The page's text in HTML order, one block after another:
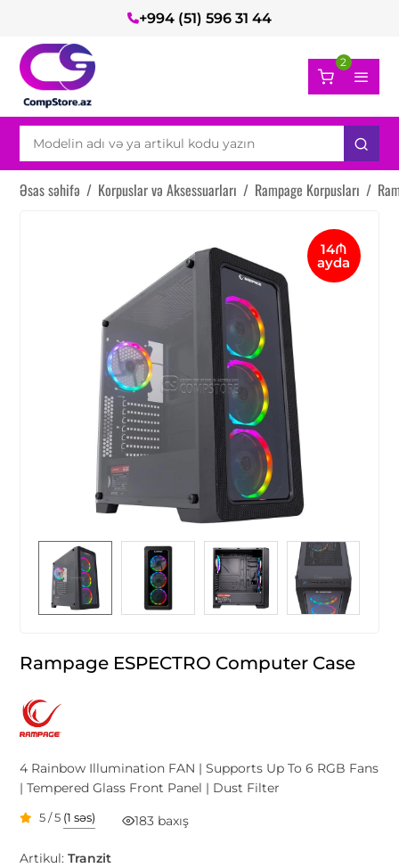
+994 (51) 596 31 44
2
Əsas səhifə / Korpuslar və Aksessuarları / Rampage Korpusları /
14₼
ayda
Rampage ESPECTRO Computer Case
4 Rainbow Illumination FAN | Supports Up To 6 RGB Fans
| Tempered Glass Front Panel | Dust Filter
5 / 5 (1 səs) 183 baxış
Artikul:Tranzit